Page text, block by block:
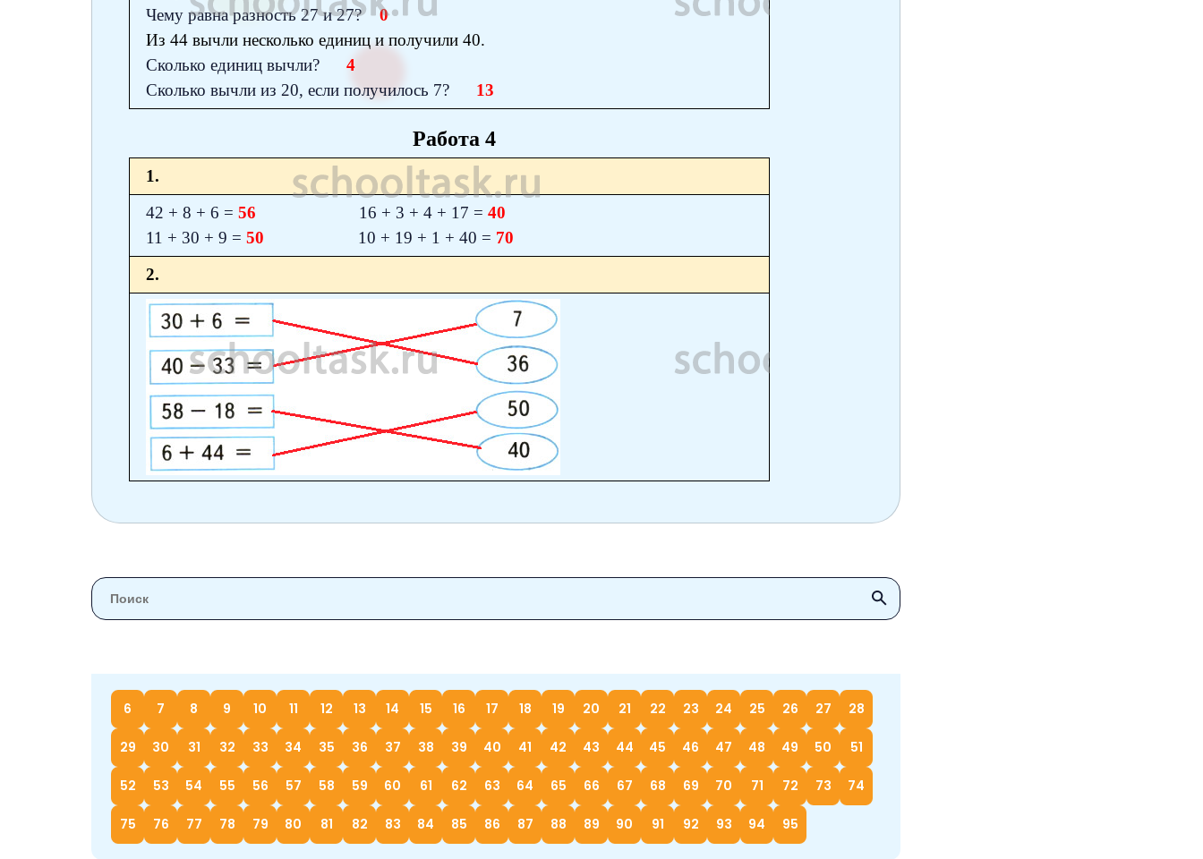
Чему равна разность 27 и 27?0
Из 44 вычли несколько единиц и получили 40.
Сколько единиц вычли?4
Сколько вычли из 20, если получилось 7? 13
Работа 4
1.
42 + 8 + 6 =56 16 + 3 + 4 + 17 =40
11 + 30 + 9 =50 10 + 19 + 1 + 40 = 70
2.
6 7 8 9 10 11 12 13 14 15 16 17 18 19 20 21 22 23 24 25 26 27 28
29 30 31 32 33 34 35 36 37 38 39 40 41 42 43 44 45 46 47 48 49 50 51
52 53 54 55 56 57 58 59 60 61 62 63 64 65 66 67 68 69 70 71 72 73 74
75 76 77 78 79 80 81 82 83 84 85 86 87 88 89 90 91 92 93 94 95